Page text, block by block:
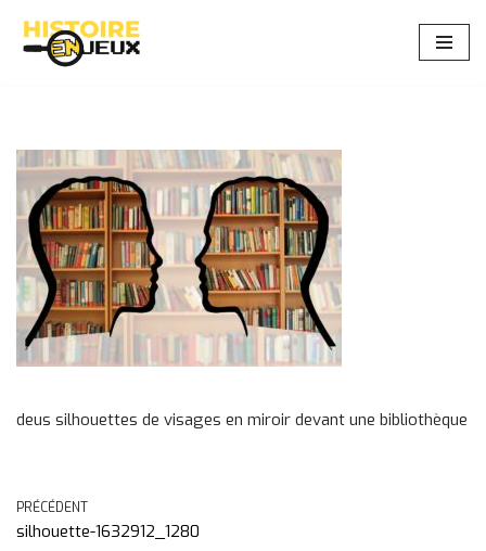
Aller
deus silhouettes de visages en miroir devant une bibliothèque
PRÉCÉDENT
silhouette-1632912_1280